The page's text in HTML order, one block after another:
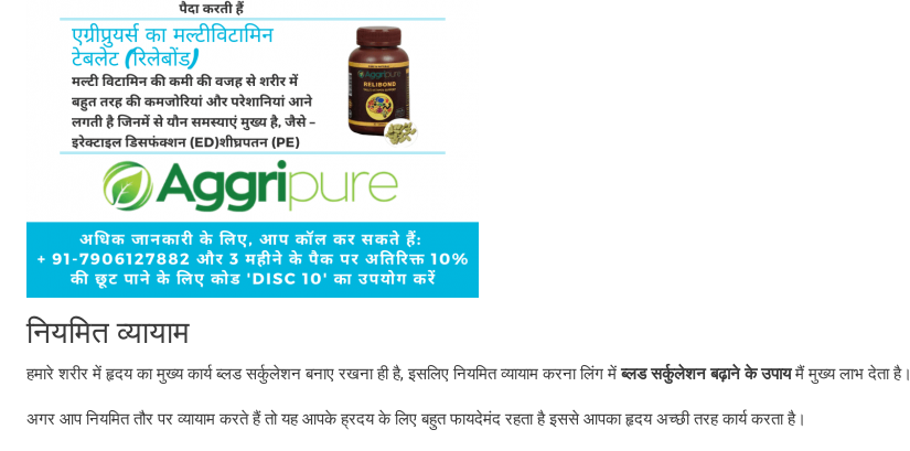
नियमित व्यायाम
हमारे शरीर में हृदय का मुख्य कार्य ब्लड सर्कुलेशन बनाए रखना ही है, इसलिए नियमित व्यायाम करना लिंग मेंब्लडसर्कुलेशनबढ़ानेकेउपायमैं मुख्य लाभ देता है।
अगर आप नियमित तौर पर व्यायाम करते हैं तो यह आपके ह्रदय के लिए बहुत फायदेमंद रहता है इससे आपका हृदय अच्छी तरह कार्य करता है।